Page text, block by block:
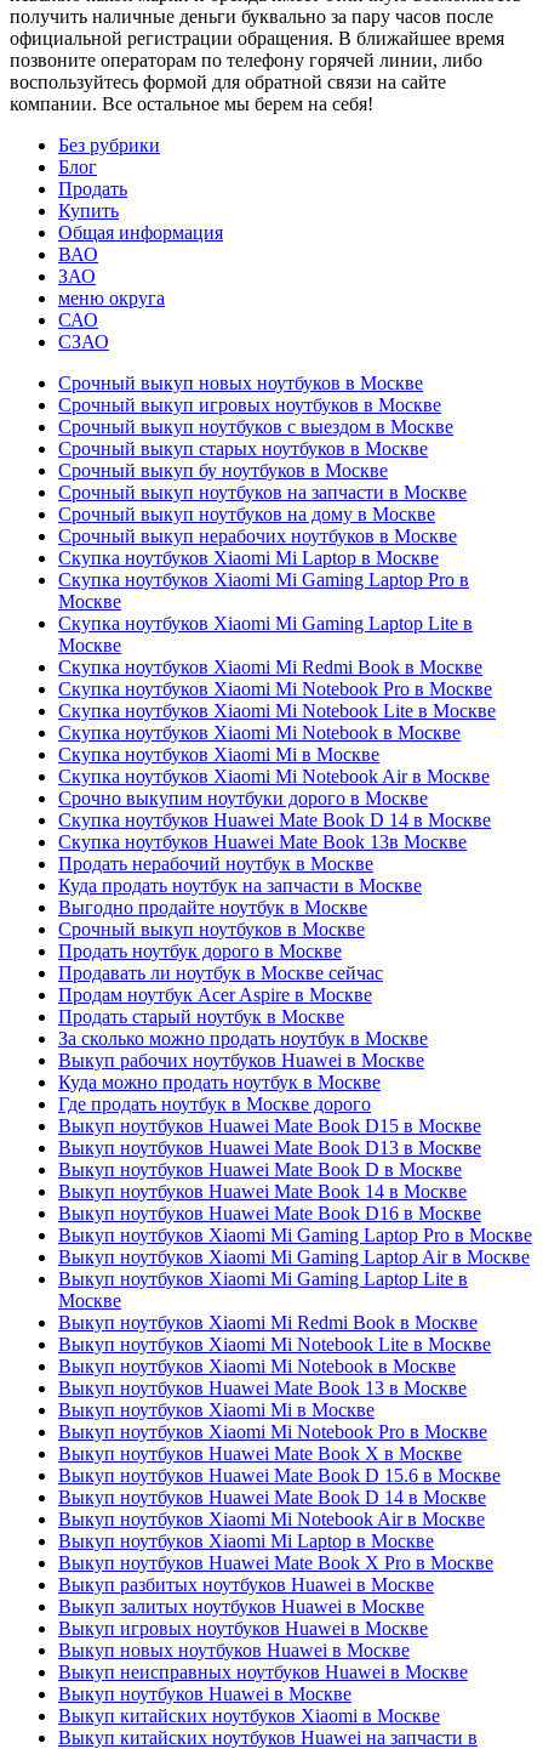
получить наличные деньги буквально за пару часов после
официальной регистрации обращения. В ближайшее время
позвоните операторам по телефону горячей линии, либо
воспользуйтесь формой для обратной связи на сайте
компании. Все остальное мы берем на себя!
Без рубрики
Блог
Продать
Купить
Общая информация
ВАО
ЗАО
меню округа
САО
СЗАО
Срочный выкуп новых ноутбуков в Москве
Срочный выкуп игровых ноутбуков в Москве
Срочный выкуп ноутбуков с выездом в Москве
Срочный выкуп старых ноутбуков в Москве
Срочный выкуп бу ноутбуков в Москве
Срочный выкуп ноутбуков на запчасти в Москве
Срочный выкуп ноутбуков на дому в Москве
Срочный выкуп нерабочих ноутбуков в Москве
Скупка ноутбуков Xiaomi Mi Laptop в Москве
Скупка ноутбуков Xiaomi Mi Gaming Laptop Pro в
Москве
Скупка ноутбуков Xiaomi Mi Gaming Laptop Lite в
Москве
Скупка ноутбуков Xiaomi Mi Redmi Book в Москве
Скупка ноутбуков Xiaomi Mi Notebook Pro в Москве
Скупка ноутбуков Xiaomi Mi Notebook Lite в Москве
Скупка ноутбуков Xiaomi Mi Notebook в Москве
Скупка ноутбуков Xiaomi Mi в Москве
Скупка ноутбуков Xiaomi Mi Notebook Air в Москве
Срочно выкупим ноутбуки дорого в Москве
Скупка ноутбуков Huawei Mate Book D 14 в Москве
Скупка ноутбуков Huawei Mate Book 13в Москве
Продать нерабочий ноутбук в Москве
Куда продать ноутбук на запчасти в Москве
Выгодно продайте ноутбук в Москве
Срочный выкуп ноутбуков в Москве
Продать ноутбук дорого в Москве
Продавать ли ноутбук в Москве сейчас
Продам ноутбук Acer Aspire в Москве
Продать старый ноутбук в Москве
За сколько можно продать ноутбук в Москве
Выкуп рабочих ноутбуков Huawei в Москве
Куда можно продать ноутбук в Москве
Где продать ноутбук в Москве дорого
Выкуп ноутбуков Huawei Mate Book D15 в Москве
Выкуп ноутбуков Huawei Mate Book D13 в Москве
Выкуп ноутбуков Huawei Mate Book D в Москве
Выкуп ноутбуков Huawei Mate Book 14 в Москве
Выкуп ноутбуков Huawei Mate Book D16 в Москве
Выкуп ноутбуков Xiaomi Mi Gaming Laptop Pro в Москве
Выкуп ноутбуков Xiaomi Mi Gaming Laptop Air в Москве
Выкуп ноутбуков Xiaomi Mi Gaming Laptop Lite в
Москве
Выкуп ноутбуков Xiaomi Mi Redmi Book в Москве
Выкуп ноутбуков Xiaomi Mi Notebook Lite в Москве
Выкуп ноутбуков Xiaomi Mi Notebook в Москве
Выкуп ноутбуков Huawei Mate Book 13 в Москве
Выкуп ноутбуков Xiaomi Mi в Москве
Выкуп ноутбуков Xiaomi Mi Notebook Pro в Москве
Выкуп ноутбуков Huawei Mate Book X в Москве
Выкуп ноутбуков Huawei Mate Book D 15.6 в Москве
Выкуп ноутбуков Huawei Mate Book D 14 в Москве
Выкуп ноутбуков Xiaomi Mi Notebook Air в Москве
Выкуп ноутбуков Xiaomi Mi Laptop в Москве
Выкуп ноутбуков Huawei Mate Book X Pro в Москве
Выкуп разбитых ноутбуков Huawei в Москве
Выкуп залитых ноутбуков Huawei в Москве
Выкуп игровых ноутбуков Huawei в Москве
Выкуп новых ноутбуков Huawei в Москве
Выкуп неисправных ноутбуков Huawei в Москве
Выкуп ноутбуков Huawei в Москве
Выкуп китайских ноутбуков Xiaomi в Москве
Выкуп китайских ноутбуков Huawei на запчасти в